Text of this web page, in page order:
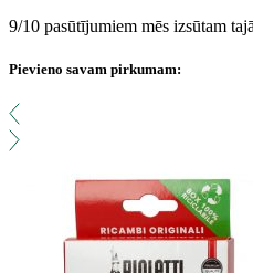
9/10 pasūtījumiem mēs izsūtam
Pievieno savam pirkumam: